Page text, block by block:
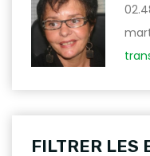
FILTRER LES